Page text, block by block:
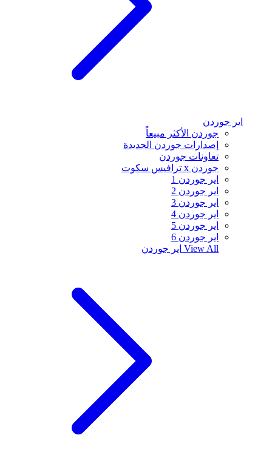
اير جوردن
جوردن الأكثر مبيعاً
إصدارات جوردن الجديدة
تعاونات جوردن
جوردن x ترافيس سكوت
اير جوردن 1
اير جوردن 2
اير جوردن 3
اير جوردن 4
اير جوردن 5
اير جوردن 6
View All اير جوردن